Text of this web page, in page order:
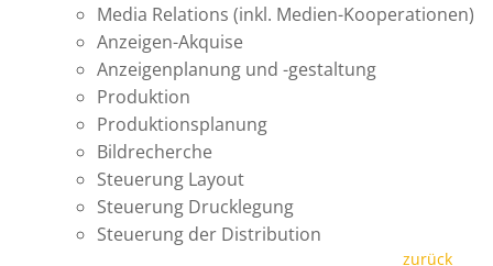
Media Relations (inkl. Medien-Kooperationen)
Anzeigen-Akquise
Anzeigenplanung und -gestaltung
Produktion
Produktionsplanung
Bildrecherche
Steuerung Layout
Steuerung Drucklegung
Steuerung der Distribution
zurück